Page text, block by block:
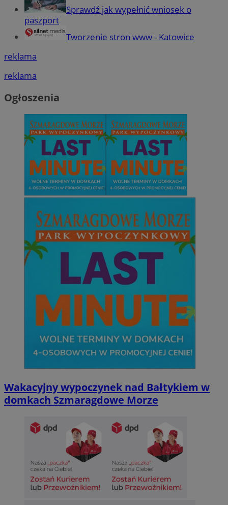
Sprawdź jak wypełnić wniosek o
paszport
Tworzenie stron www - Katowice
reklama
reklama
Ogłoszenia
Wakacyjny wypoczynek nad Bałtykiem w
domkach Szmaragdowe Morze